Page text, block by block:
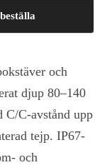
och
djup 80–140
C/C-avstånd upp
tejp. IP67-
och